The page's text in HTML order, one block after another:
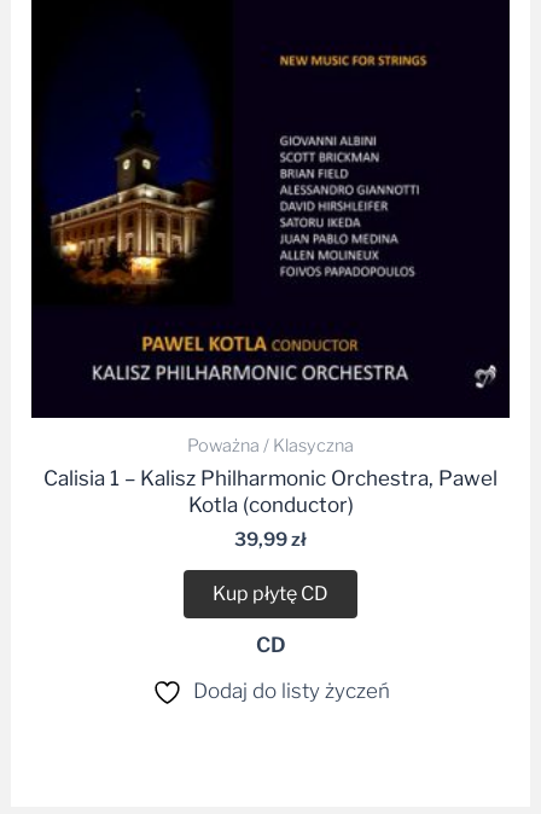
Poważna / Klasyczna
Calisia 1 – Kalisz Philharmonic Orchestra, Pawel
Kotla (conductor)
39,99zł
Kup płytę CD
CD
Dodaj do listy życzeń